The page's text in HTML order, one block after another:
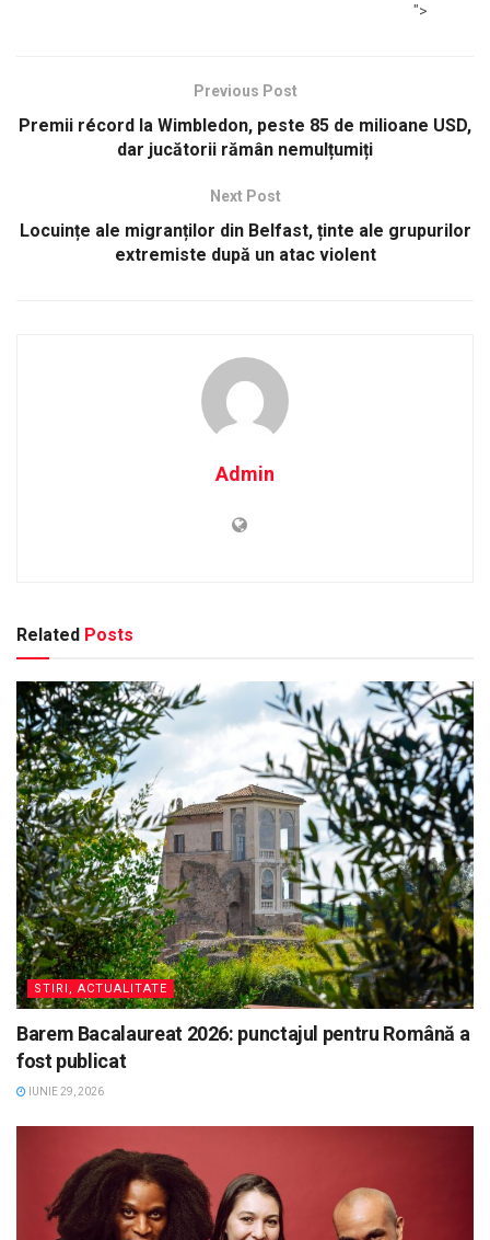
">
Previous Post
Premii récord la Wimbledon, peste 85 de milioane USD,
dar jucătorii rămân nemulțumiți
Next Post
Locuințe ale migranților din Belfast, ținte ale grupurilor
extremiste după un atac violent
Admin
Related Posts
STIRI, ACTUALITATE
Barem Bacalaureat 2026: punctajul pentru Română a
fost publicat
IUNIE 29, 2026